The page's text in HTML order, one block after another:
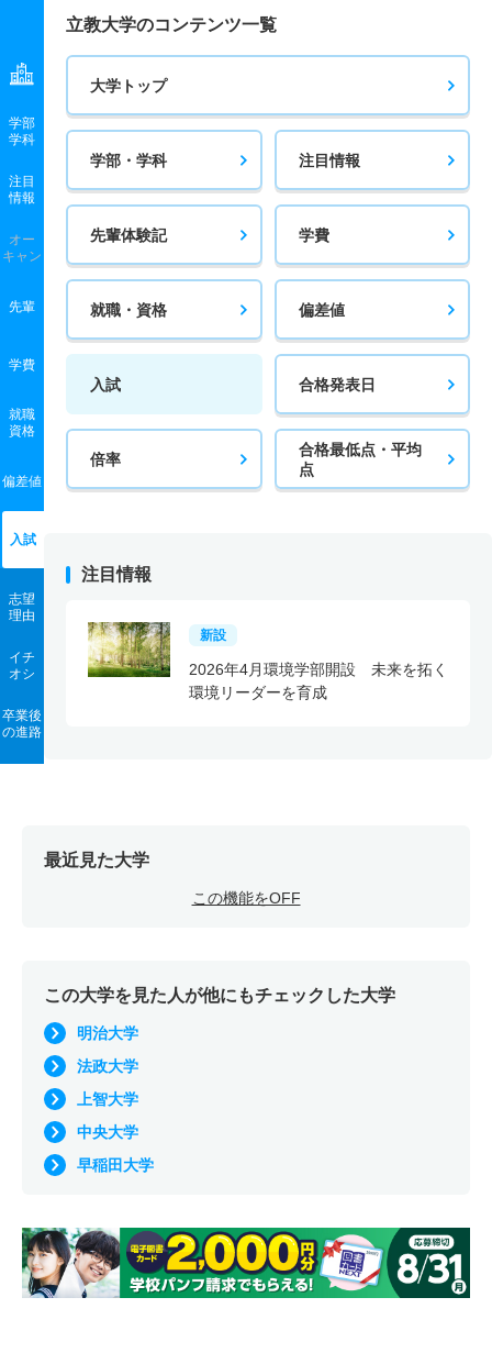
学部
学科
注目
情報
オー
キャン
先輩
学費
就職
資格
偏差値
入試
志望
理由
イチ
オシ
卒業後
の進路
立教大学のコンテンツ一覧
大学トップ
学部・学科 注目情報
先輩体験記 学費
就職・資格 偏差値
入試 合格発表日
倍率
合格最低点・平均
点
注目情報
新設
2026年4月環境学部開設 未来を拓く
環境リーダーを育成
最近見た大学
この機能をOFF
この大学を見た人が他にもチェックした大学
明治大学
法政大学
上智大学
中央大学
早稲田大学